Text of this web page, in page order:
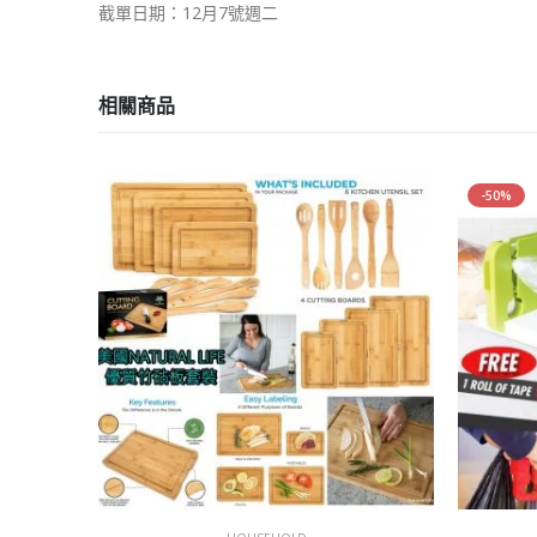
截單日期：12月7號週二
相關商品
-50%
已售完